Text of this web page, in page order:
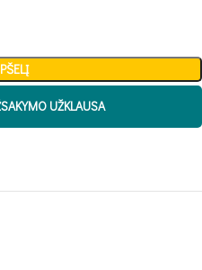
UŽKLAUSA